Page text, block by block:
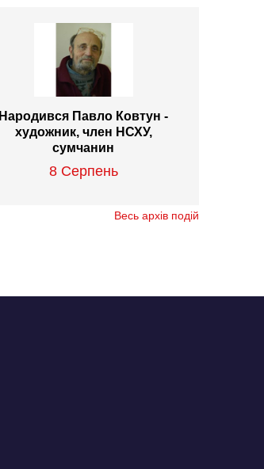
Народився Павло Ковтун -
художник, член НСХУ,
сумчанин
8 Серпень
Весь архів подій